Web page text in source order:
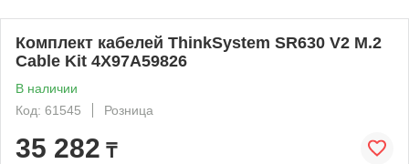
Комплект кабелей ThinkSystem SR630 V2 M.2
Cable Kit 4X97A59826
В наличии
Код: 61545
Розница
35 282 ₸